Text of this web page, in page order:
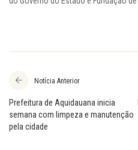
Notícia Anterior
Prefeitura de Aquidauana inicia
semana com limpeza e manutenção
pela cidade